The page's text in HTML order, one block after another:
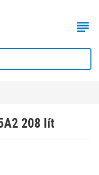
208 lít